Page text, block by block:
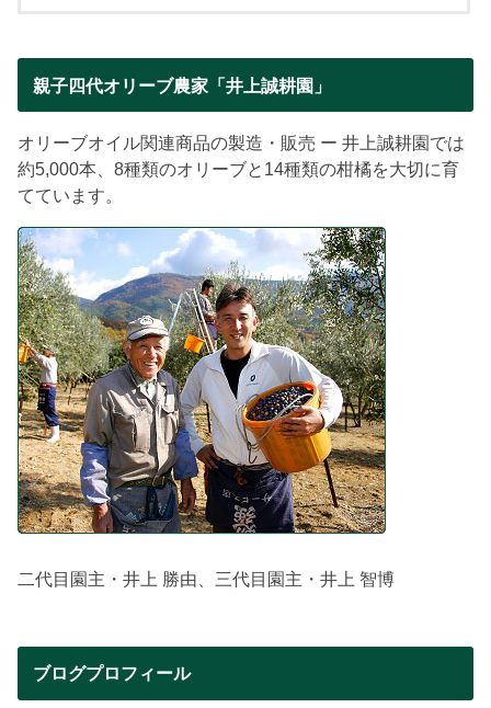
親子四代オリーブ農家「井上誠耕園」
オリーブオイル関連商品の製造・販売 ー 井上誠耕園では
約5,000本、8種類のオリーブと14種類の柑橘を大切に育
てています。
二代目園主・井上 勝由、三代目園主・井上 智博
ブログプロフィール